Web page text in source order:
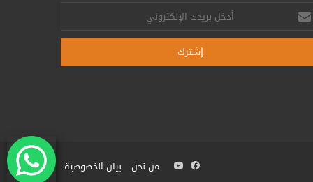
أدخل
بريدك
من نحن بيان الخصوصية فيسبوكيوتيوب